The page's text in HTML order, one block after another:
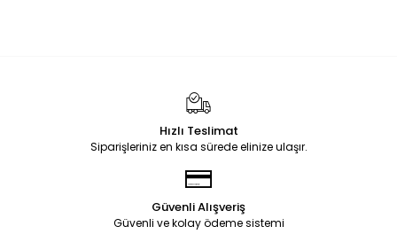
Hızlı Teslimat
Siparişleriniz en kısa sürede elinize ulaşır.
Güvenli Alışveriş
Güvenli ve kolay ödeme sistemi